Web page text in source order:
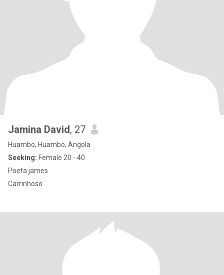
Jamina David, 27
Huambo, Huambo, Angola
Seeking: Female 20 - 40
Poeta james
Carrinhoso